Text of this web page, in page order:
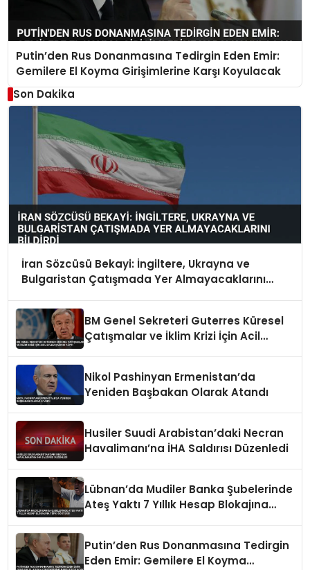
Putin’den Rus Donanmasına Tedirgin Eden Emir:
Gemilere El Koyma Girişimlerine Karşı Koyulacak
Son Dakika
İran Sözcüsü Bekayi: İngiltere, Ukrayna ve
Bulgaristan Çatışmada Yer Almayacaklarını
BM Genel Sekreteri Guterres Küresel
Çatışmalar ve İklim Krizi İçin Acil
Nikol Pashinyan Ermenistan’da
Yeniden Başbakan Olarak Atandı
Husiler Suudi Arabistan’daki Necran
Havalimanı’na İHA Saldırısı Düzenledi
Lübnan’da Mudiler Banka Şubelerinde
Ateş Yaktı 7 Yıllık Hesap Blokajına
Putin’den Rus Donanmasına Tedirgin
Eden Emir: Gemilere El Koyma